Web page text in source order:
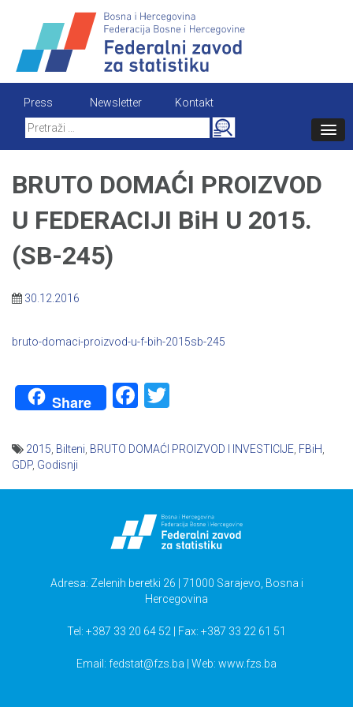
content
Press Newsletter
Kontakt
Search
for:
BRUTO DOMAĆI PROIZVOD
U FEDERACIJI BiH U 2015.
(SB-245)
30.12.2016
bruto-domaci-proizvod-u-f-bih-2015sb-245
Share Facebook
2015 Bilteni BRUTO DOMAĆI PROIZVOD I INVESTICIJE FBiH
GDP, Godisnji
Adresa: Zelenih beretki 26 | 71000 Sarajevo, Bosna i
Hercegovina
Tel: +387 33 20 64 52 | Fax: +387 33 22 61 51
Email: fedstat@fzs.ba | Web: www.fzs.ba